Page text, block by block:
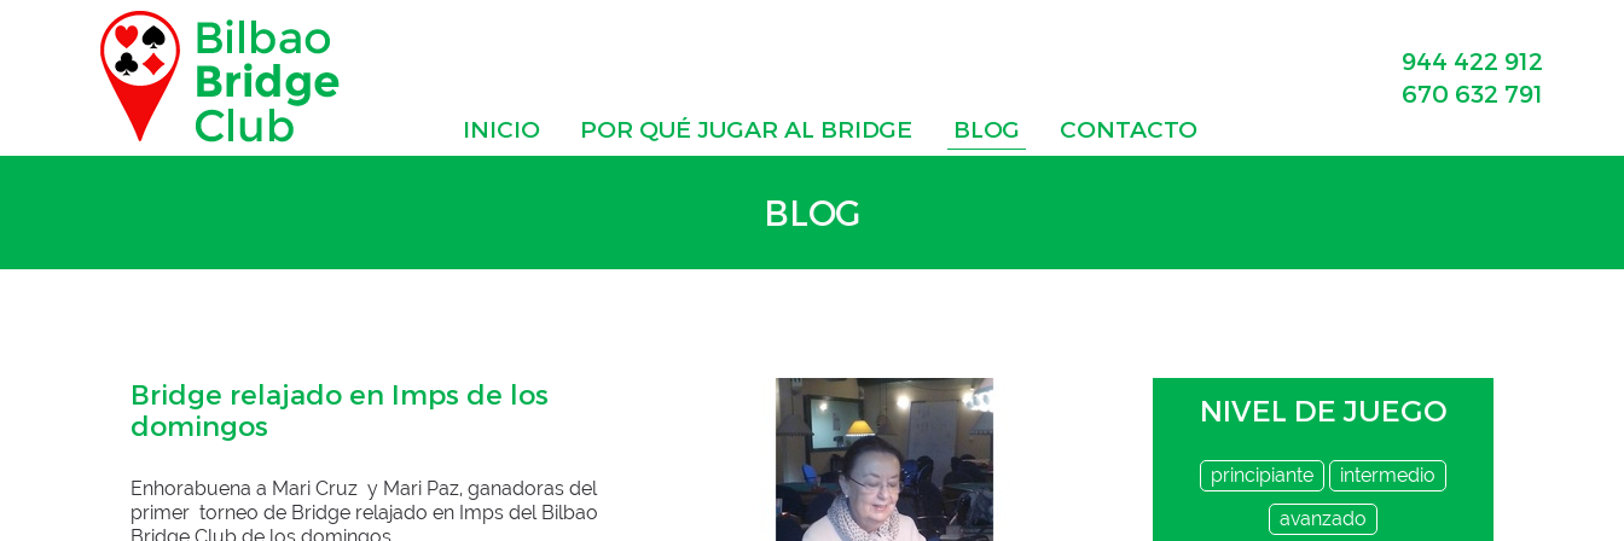
INICIO POR QUÉ JUGAR AL BRIDGE BLOG CONTACTO
944 422 912
670 632 791
BLOG
Bridge relajado en Imps de los
domingos
Enhorabuena a Mari Cruz y Mari Paz, ganadoras del
primer torneo de Bridge relajado en Imps del Bilbao
NIVEL DE JUEGO
principiante
intermedio
avanzado